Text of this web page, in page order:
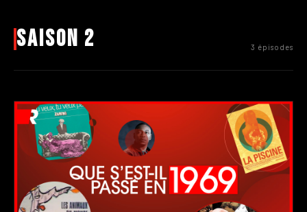
Saison 2 3 épisodes